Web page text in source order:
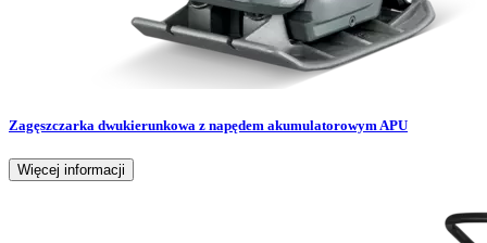
Zagęszczarka dwukierunkowa z napędem akumulatorowym APU
Więcej informacji